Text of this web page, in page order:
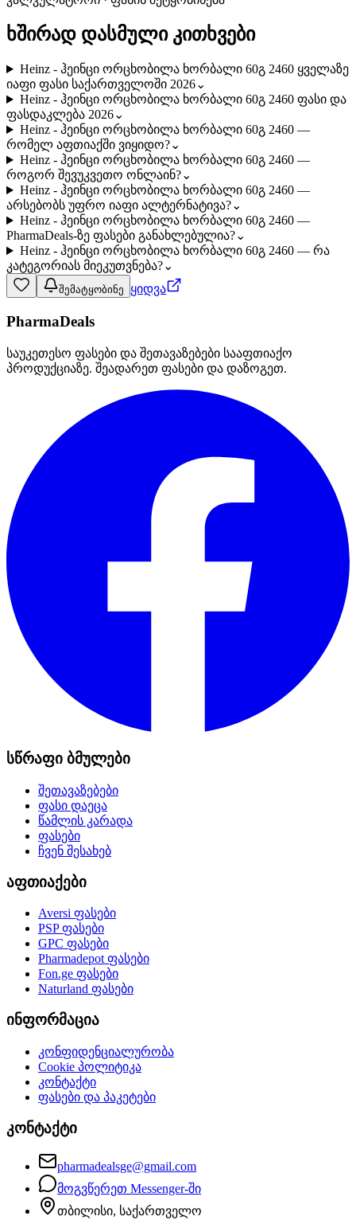
ხშირად დასმული კითხვები
Heinz - ჰეინცი ორცხობილა ხორბალი 60გ 2460 ყველაზე
იაფი ფასი საქართველოში 2026⌄
Heinz - ჰეინცი ორცხობილა ხორბალი 60გ 2460 ფასი და
ფასდაკლება 2026⌄
Heinz - ჰეინცი ორცხობილა ხორბალი 60გ 2460 —
რომელ აფთიაქში ვიყიდო?⌄
Heinz - ჰეინცი ორცხობილა ხორბალი 60გ 2460 —
როგორ შევუკვეთო ონლაინ?⌄
Heinz - ჰეინცი ორცხობილა ხორბალი 60გ 2460 —
არსებობს უფრო იაფი ალტერნატივა?⌄
Heinz - ჰეინცი ორცხობილა ხორბალი 60გ 2460 —
PharmaDeals-ზე ფასები განახლებულია?⌄
Heinz - ჰეინცი ორცხობილა ხორბალი 60გ 2460 — რა
კატეგორიას მიეკუთვნება?⌄
შემატყობინე ყიდვა
PharmaDeals
საუკეთესო ფასები და შეთავაზებები სააფთიაქო
პროდუქციაზე. შეადარეთ ფასები და დაზოგეთ.
სწრაფი ბმულები
შეთავაზებები
ფასი დაეცა
წამლის კარადა
ფასები
ჩვენ შესახებ
აფთიაქები
Aversi ფასები
PSPფასები
GPC ფასები
Pharmadepotფასები
Fon.ge ფასები
Naturland ფასები
ინფორმაცია
კონფიდენციალურობა
Cookie პოლიტიკა
კონტაქტი
ფასები და პაკეტები
კონტაქტი
pharmadealsge@gmail.com
მოგვწერეთ Messenger-ში
თბილისი, საქართველო